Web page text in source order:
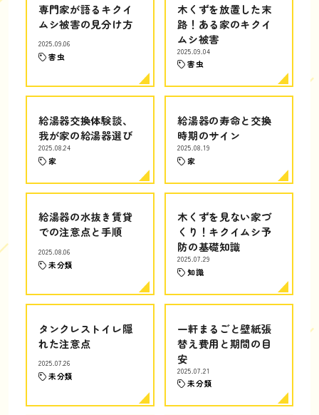
専門家が語るキクイ
ムシ被害の見分け方
2025.09.06
害虫
木くずを放置した末
路！ある家のキクイ
ムシ被害
2025.09.04
害虫
給湯器交換体験談、
我が家の給湯器選び
2025.08.24
家
給湯器の寿命と交換
時期のサイン
2025.08.19
家
給湯器の水抜き賃貸
での注意点と手順
2025.08.06
未分類
木くずを見ない家づ
くり！キクイムシ予
防の基礎知識
2025.07.29
知識
タンクレストイレ隠
れた注意点
2025.07.26
未分類
一軒まるごと壁紙張
替え費用と期間の目
安
2025.07.21
未分類